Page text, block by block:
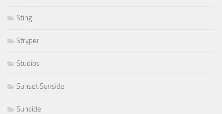
Sting
Stryper
Studios
Sunset Sunside
Sunside